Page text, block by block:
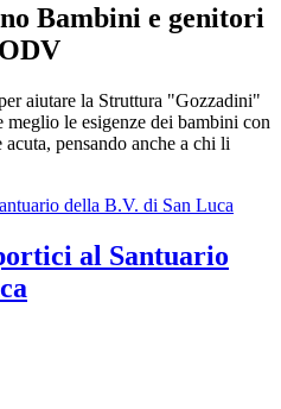
Bambini e genitori
aiutare la Struttura "Gozzadini"
le esigenze dei bambini con
pensando anche a chi li
al Santuario